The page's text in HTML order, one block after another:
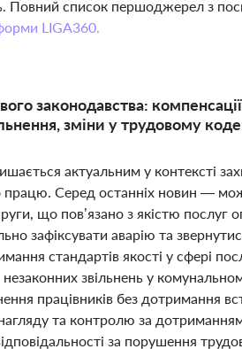
Повний список першоджерел з
LIGA360.
законодавства:
зміни у трудовому
актуальним у контексті
працю. Серед останніх новин —
що пов’язано з якістю послуг
зафіксувати аварію та
стандартів якості у сфері
звільнень у
працівників без дотримання
та контролю за
за порушення